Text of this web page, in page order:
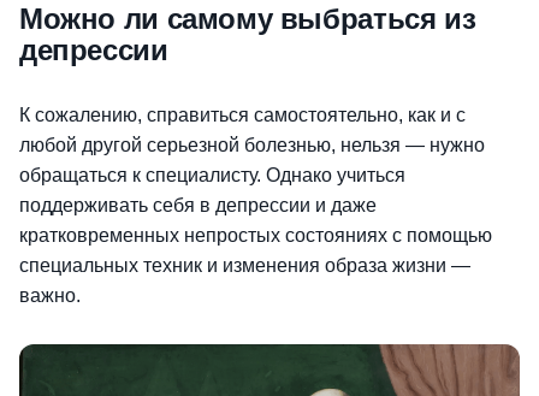
Можно ли самому выбраться из
депрессии
К сожалению, справиться самостоятельно, как и с
любой другой серьезной болезнью, нельзя — нужно
обращаться к специалисту. Однако учиться
поддерживать себя в депрессии и даже
кратковременных непростых состояниях с помощью
специальных техник и изменения образа жизни —
важно.